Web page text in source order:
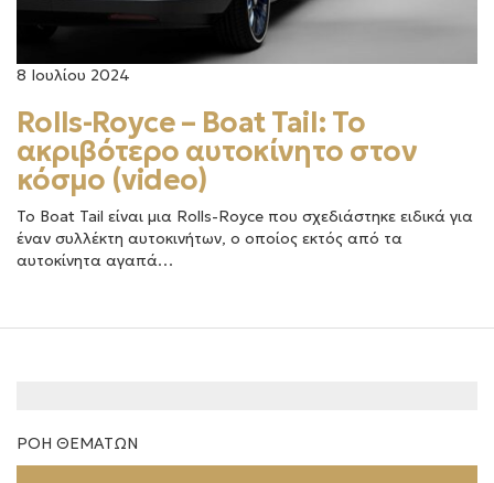
8 Ιουλίου 2024
Rolls-Royce – Boat Tail: Το
ακριβότερο αυτοκίνητο στον
κόσμο (video)
Το Boat Tail είναι μια Rolls-Royce που σχεδιάστηκε ειδικά για
έναν συλλέκτη αυτοκινήτων, ο οποίος εκτός από τα
αυτοκίνητα αγαπά…
ΡΟΗ ΘΕΜΑΤΩΝ